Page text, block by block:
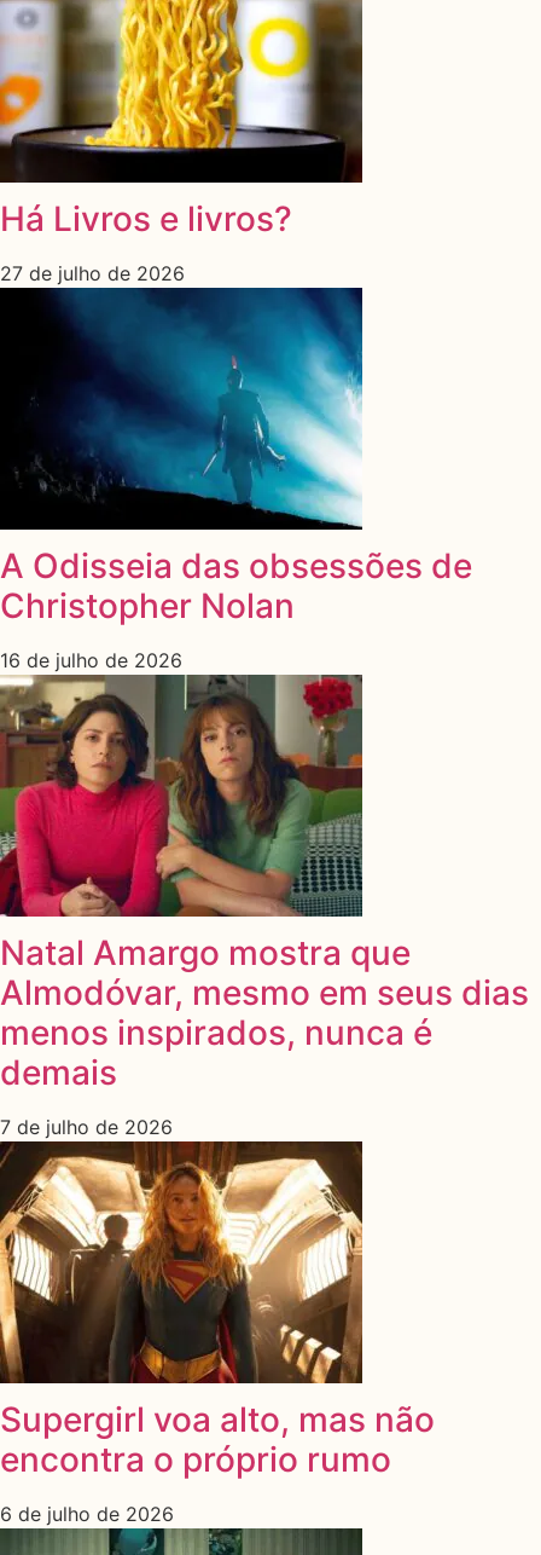
Há Livros e livros?
27 de julho de 2026
A Odisseia das obsessões de
Christopher Nolan
16 de julho de 2026
Natal Amargo mostra que
Almodóvar, mesmo em seus dias
menos inspirados, nunca é
demais
7 de julho de 2026
Supergirl voa alto, mas não
encontra o próprio rumo
6 de julho de 2026